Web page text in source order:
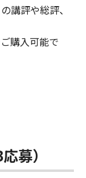
講評や総評、
購入可能で
募）